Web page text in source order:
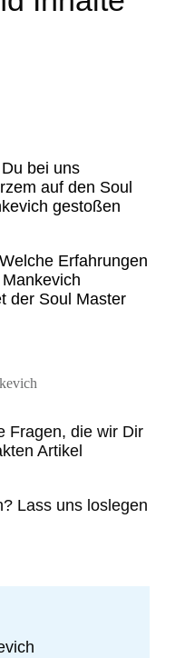
bei uns
auf den Soul
gestoßen
Erfahrungen
der Soul Master
Fragen, die wir Dir
Artikel
Lass uns loslegen